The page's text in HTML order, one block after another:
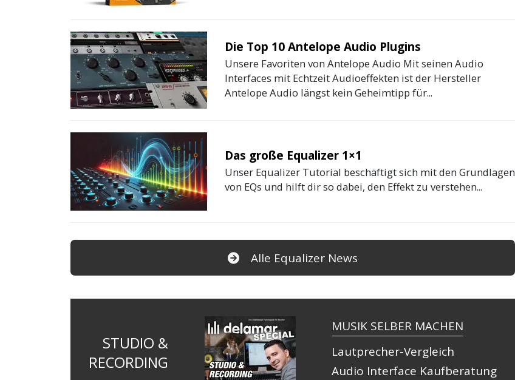
Die Top 10 Antelope Audio Plugins
Unsere Favoriten von Antelope Audio Mit seinen Audio
Interfaces mit Echtzeit Audioeffekten ist der Hersteller
Antelope Audio längst kein Geheimtipp für...
Das große Equalizer 1×1
Unser Equalizer Tutorial beschäftigt sich mit den Grundlagen
von EQs und hilft dir so dabei, den Effekt zu verstehen...
Alle Equalizer News
STUDIO &
RECORDING
MUSIK SELBER MACHEN
Lautprecher-Vergleich
Audio Interface Kaufberatung